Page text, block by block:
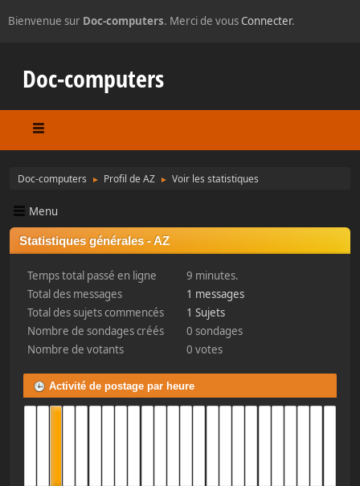
Bienvenue sur Doc-computers. Merci de vousConnecter.
Doc-computers
Doc-computers ► Profil de AZ ► Voir les statistiques
Menu
Statistiques générales - AZ
Temps total passé en ligne
9 minutes.
Total des messages
1 messages
Total des sujets commencés
1 Sujets
Nombre de sondages créés
0 sondages
Nombre de votants
0 votes
Activité de postage par heure